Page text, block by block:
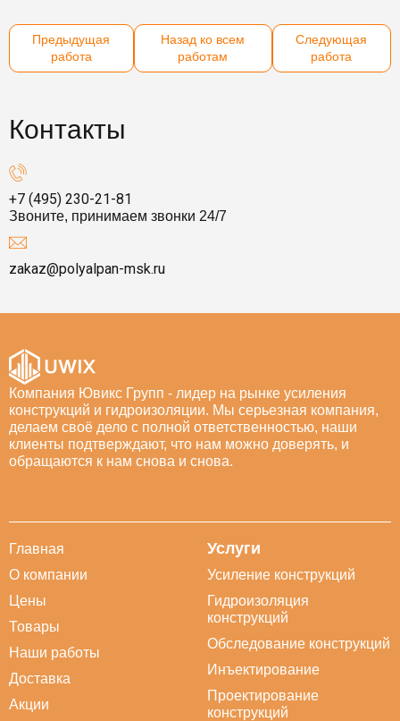
Предыдущая
работа
Назад ко всем
работам
Следующая
работа
Контакты
+7 (495) 230-21-81
Звоните, принимаем звонки 24/7
zakaz@polyalpan-msk.ru
Компания Ювикс Групп - лидер на рынке усиления
конструкций и гидроизоляции. Мы серьезная компания,
делаем своё дело с полной ответственностью, наши
клиенты подтверждают, что нам можно доверять, и
обращаются к нам снова и снова.
Главная
О компании
Цены
Товары
Наши работы
Доставка
Акции
Услуги
Усиление конструкций
Гидроизоляция
конструкций
Обследование конструкций
Инъектирование
Проектирование
конструкций